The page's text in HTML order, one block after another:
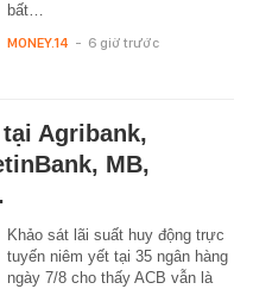
bất…
MONEY.14 - 6 giờ trước
Agribank,
MB,
Khảo sát lãi suất huy động trực
tuyến niêm yết tại 35 ngân hàng
ngày 7/8 cho thấy ACB vẫn là